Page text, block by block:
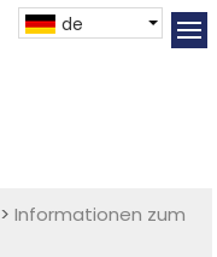
de
>Informationen zum